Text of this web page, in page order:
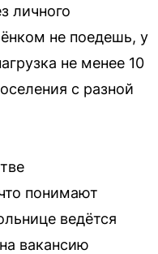
личного
не поедешь, у
не менее 10
с разной
понимают
ведётся
вакансию